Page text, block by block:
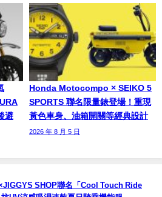
避
Honda Motocompo × SEIKO 5
SPORTS 聯名限量錶登場！重現
黃色車身、油箱開關等經典設計
2026 年 8 月 5 日
SHOP聯名「Cool Touch Ride